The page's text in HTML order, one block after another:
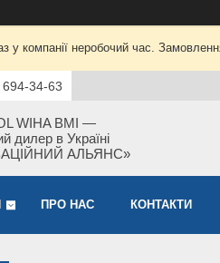
у компанії неробочий час.
34-63
WIHA BMI —
дилер в Україні
АЛЬЯНС»
ПРО НАС КОНТАКТИ